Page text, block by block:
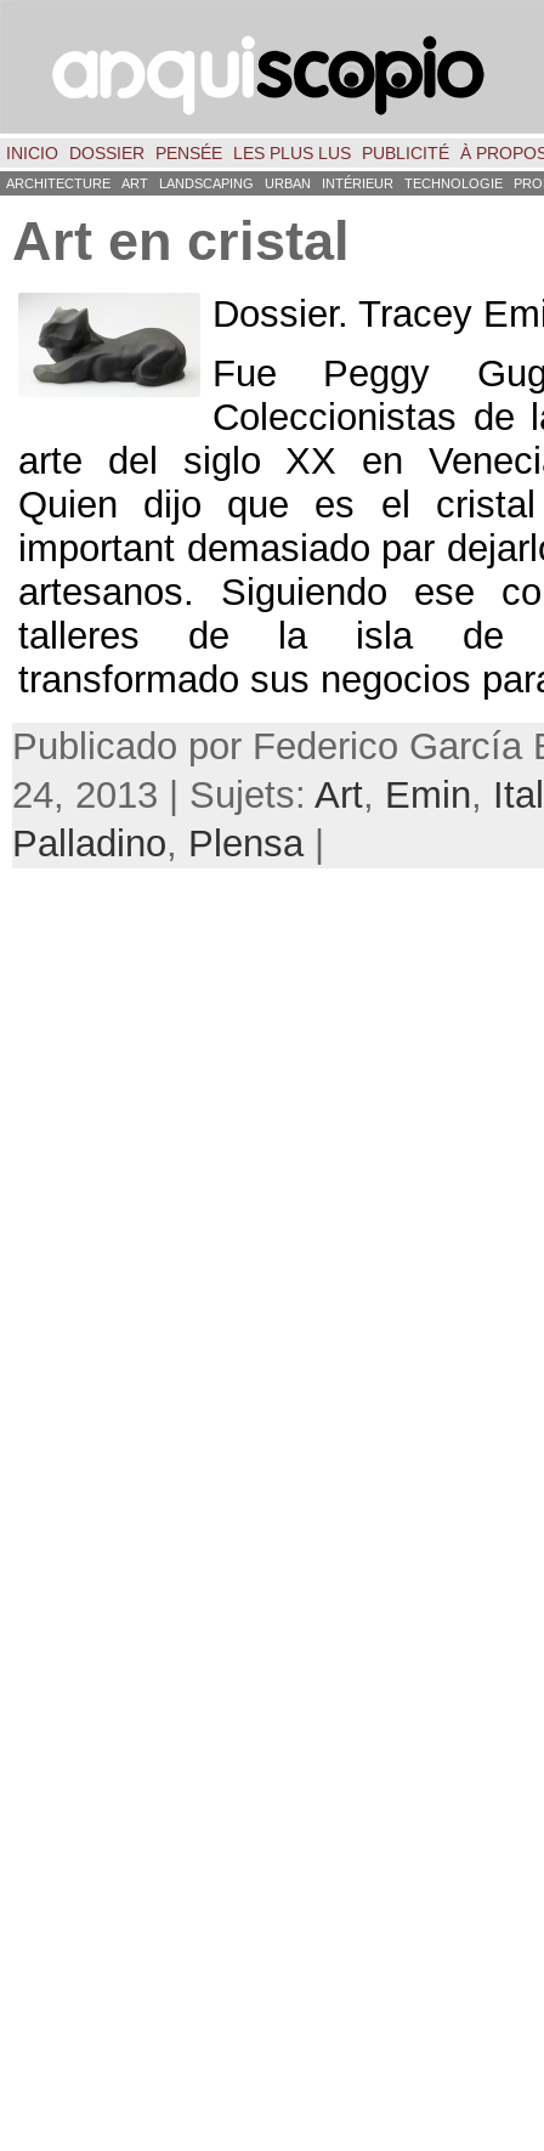
INICIO DOSSIER PENSÉE LES PLUS LUS PUBLICITÉ À
ARCHITECTURE ART LANDSCAPING URBAN INTÉRIEUR TECHNOLOGIE
Art en cristal
Dossier. Tracey
Fue Peggy
Coleccionistas de
arte del siglo XX en
Quien dijo que es el cristal
important demasiado par
artesanos. Siguiendo ese
talleres de la isla de
transformado sus negocios
Publicado por Federico García
24, 2013 | Sujets: Art, Emin,
Palladino, Plensa|